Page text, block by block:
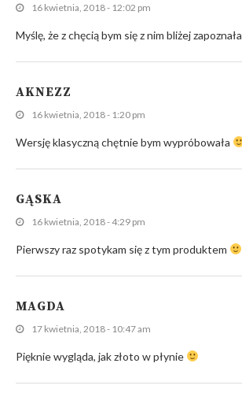
16 kwietnia, 2018 - 12:02 pm
Myślę, że z chęcią bym się z nim bliżej zapoznała
AKNEZZ
16 kwietnia, 2018 - 1:20 pm
Wersję klasyczną chętnie bym wypróbowała
GĄSKA
16 kwietnia, 2018 - 4:29 pm
Pierwszy raz spotykam się z tym produktem
MAGDA
17 kwietnia, 2018 - 10:47 am
Pięknie wygląda, jak złoto w płynie